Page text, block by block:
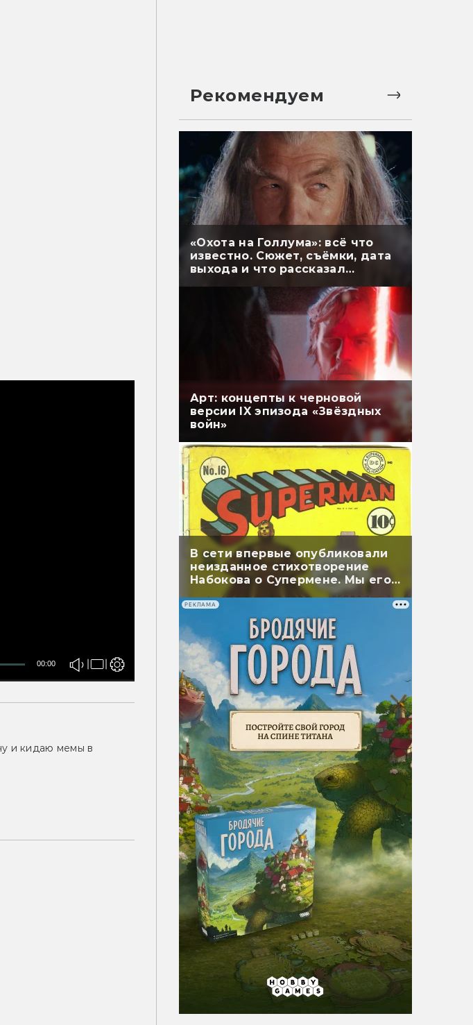
00:00
и кидаю мемы в
Рекомендуем
«Охота на Голлума»: всё что
известно. Сюжет, съёмки, дата
выхода и что рассказал
Арт: концепты к черновой
версии IX эпизода «Звёздных
войн»
В сети впервые опубликовали
неизданное стихотворение
Набокова о Супермене. Мы его
перевели
РЕКЛАМА